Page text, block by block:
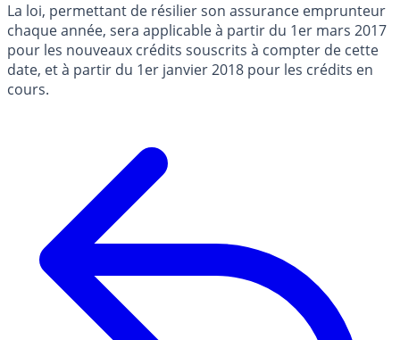
La loi, permettant de résilier son assurance emprunteur
chaque année, sera applicable à partir du 1er mars 2017
pour les nouveaux crédits souscrits à compter de cette
date, et à partir du 1er janvier 2018 pour les crédits en
cours.